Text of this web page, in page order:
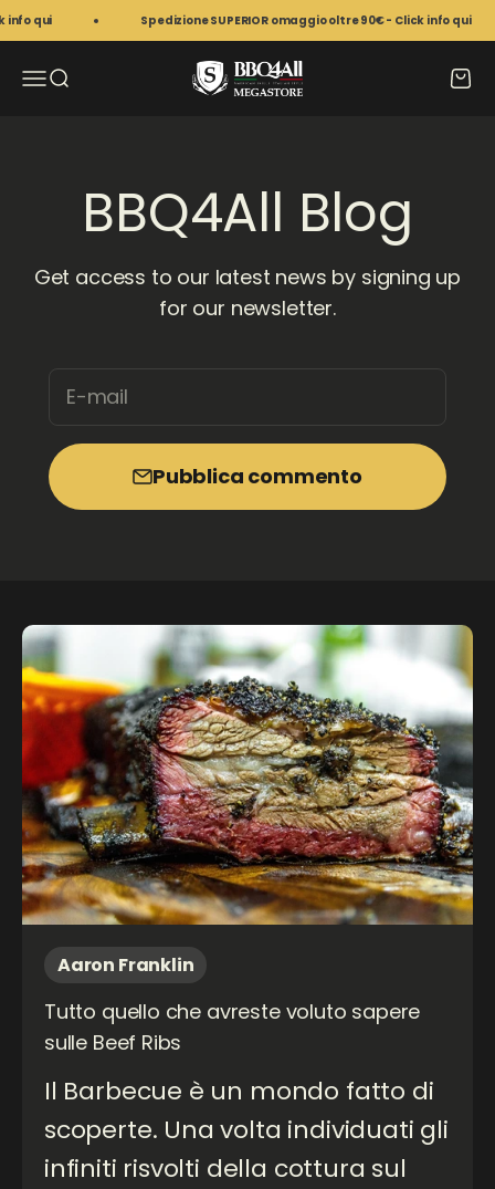
Vai al contenuto
qui Spedizione SUPERIOR omaggio oltre 90€ - Click info qui
Apri il menu di navigazione
Mostra il menu di ricerca
BBQ4All Megastore
BBQ4All Blog
Get access to our latest news by signing up
for our newsletter.
E-mail
Pubblica commento
Aaron Franklin
Tutto quello che avreste voluto sapere
sulle Beef Ribs
Il Barbecue è un mondo fatto di
scoperte. Una volta individuati gli
infiniti risvolti della cottura sul